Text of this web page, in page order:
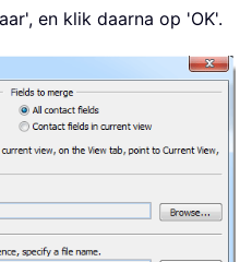
en klik daarna op 'OK'.